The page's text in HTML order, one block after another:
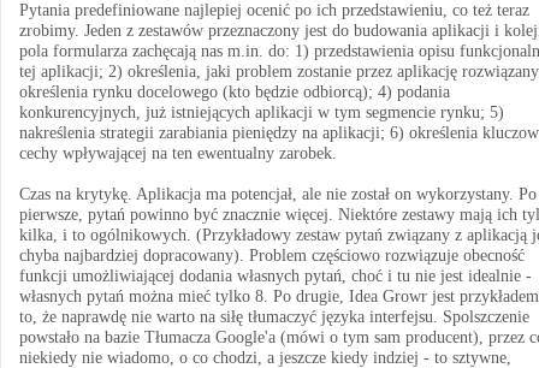
Pytania predefiniowane najlepiej ocenić po ich przedstawieniu, co też teraz
zrobimy. Jeden z zestawów przeznaczony jest do budowania aplikacji i
pola formularza zachęcają nas m.in. do: 1) przedstawienia opisu
tej aplikacji; 2) określenia, jaki problem zostanie przez aplikację
określenia rynku docelowego (kto będzie odbiorcą); 4) podania
konkurencyjnych, już istniejących aplikacji w tym segmencie rynku; 5)
nakreślenia strategii zarabiania pieniędzy na aplikacji; 6) określenia
cechy wpływającej na ten ewentualny zarobek.
Czas na krytykę. Aplikacja ma potencjał, ale nie został on wykorzystany. Po
pierwsze, pytań powinno być znacznie więcej. Niektóre zestawy mają ich
kilka, i to ogólnikowych. (Przykładowy zestaw pytań związany z aplikacją
chyba najbardziej dopracowany). Problem częściowo rozwiązuje obecność
funkcji umożliwiającej dodania własnych pytań, choć i tu nie jest idealnie -
własnych pytań można mieć tylko 8. Po drugie, Idea Growr jest
to, że naprawdę nie warto na siłę tłumaczyć języka interfejsu. Spolszczenie
powstało na bazie Tłumacza Google'a (mówi o tym sam producent), przez
niekiedy nie wiadomo, o co chodzi, a jeszcze kiedy indziej - to sztywne,